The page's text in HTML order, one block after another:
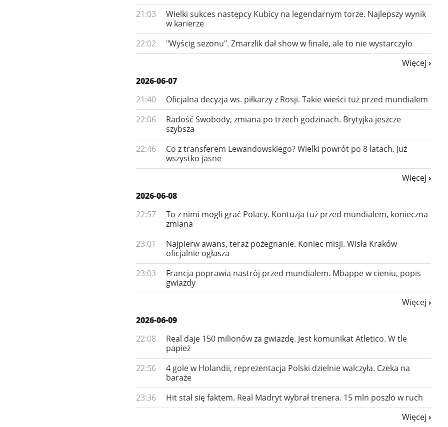
21:03
Wielki sukces następcy Kubicy na legendarnym torze. Najlepszy wynik
w karierze
22:02
"Wyścig sezonu". Zmarzlik dał show w finale, ale to nie wystarczyło
Więcej
2026-06-07
21:40
Oficjalna decyzja ws. piłkarzy z Rosji. Takie wieści tuż przed mundialem
22:06
Radość Swobody, zmiana po trzech godzinach. Brytyjka jeszcze
szybsza
22:46
Co z transferem Lewandowskiego? Wielki powrót po 8 latach. Już
wszystko jasne
Więcej
2026-06-08
22:57
To z nimi mogli grać Polacy. Kontuzja tuż przed mundialem, konieczna
zmiana
23:01
Najpierw awans, teraz pożegnanie. Koniec misji. Wisła Kraków
oficjalnie ogłasza
23:03
Francja poprawia nastrój przed mundialem. Mbappe w cieniu, popis
gwiazdy
Więcej
2026-06-09
22:08
Real daje 150 milionów za gwiazdę. Jest komunikat Atletico. W tle
papież
22:56
4 gole w Holandii, reprezentacja Polski dzielnie walczyła. Czeka na
baraże
23:36
Hit stał się faktem. Real Madryt wybrał trenera. 15 mln poszło w ruch
Więcej